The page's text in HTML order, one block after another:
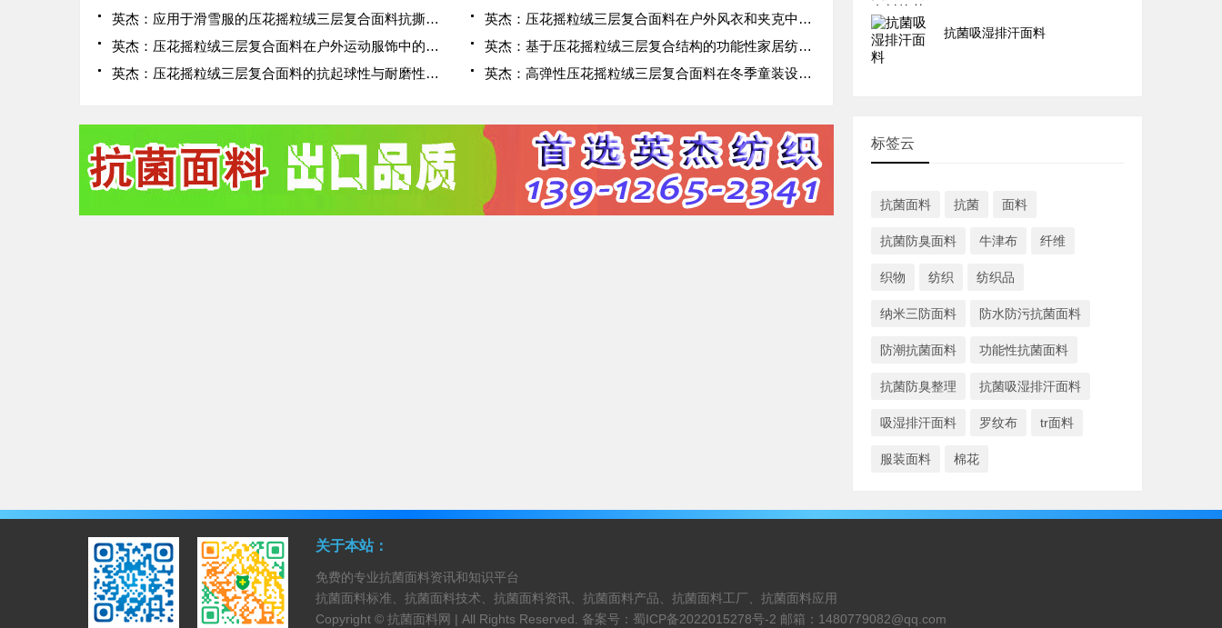
英杰：应用于滑雪服的压花摇粒绒三层复合面料抗撕裂与耐磨性提升技术
英杰：压花摇粒绒三层复合面料在户外风衣和夹克中的应用与性能
英杰：压花摇粒绒三层复合面料在户外运动服饰中的保暖与透气性能研究
英杰：基于压花摇粒绒三层复合结构的功能性家居纺织品开发与应用
英杰：压花摇粒绒三层复合面料的抗起球性与耐磨性优化技术分析
英杰：高弹性压花摇粒绒三层复合面料在冬季童装设计中的应用实践
抗菌吸湿排汗面料
标签云
抗菌面料 抗菌 面料
抗菌防臭面料 牛津布 纤维
织物 纺织 纺织品
纳米三防面料 防水防污抗菌面料
防潮抗菌面料 功能性抗菌面料
抗菌防臭整理 抗菌吸湿排汗面料
吸湿排汗面料 罗纹布 tr面料
服装面料 棉花
关于本站：
免费的专业抗菌面料资讯和知识平台
抗菌面料标准、抗菌面料技术、抗菌面料资讯、抗菌面料产品、抗菌面料工厂、抗菌面料应用
Copyright © 抗菌面料网 | All Rights Reserved. 备案号： 蜀ICP备2022015278号-2 邮箱： 1480779082@qq.com